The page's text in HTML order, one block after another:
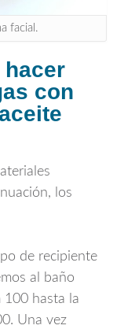
facial.
hacer
con
los
de recipiente
al baño
100 hasta la
Una vez